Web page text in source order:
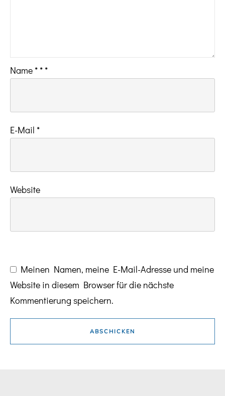
Name * * *
E-Mail *
Website
Meinen Namen, meine E-Mail-Adresse und meine
Website in diesem Browser für die nächste
Kommentierung speichern.
ABSCHICKEN